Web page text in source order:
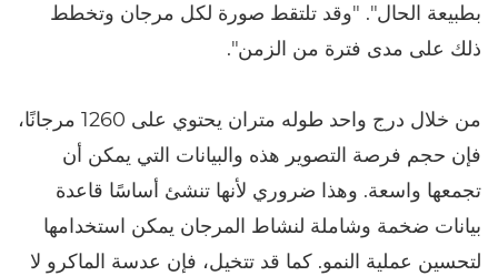
بطبيعة الحال". "وقد تلتقط صورة لكل مرجان وتخطط
ذلك على مدى فترة من الزمن".
من خلال درج واحد طوله متران يحتوي على 1260 مرجانًا،
فإن حجم فرصة التصوير هذه والبيانات التي يمكن أن
تجمعها واسعة. وهذا ضروري لأنها تنشئ أساسًا قاعدة
بيانات ضخمة وشاملة لنشاط المرجان يمكن استخدامها
لتحسين عملية النمو. كما قد تتخيل، فإن عدسة الماكرو لا